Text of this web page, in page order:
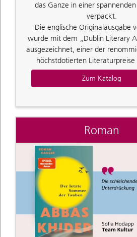
das Ganze in einer
verpackt.
Die englische Originalausgabe
wurde mit dem „Dublin Literary
ausgezeichnet, einer der
höchstdotierten
Zum Katalog
Roman